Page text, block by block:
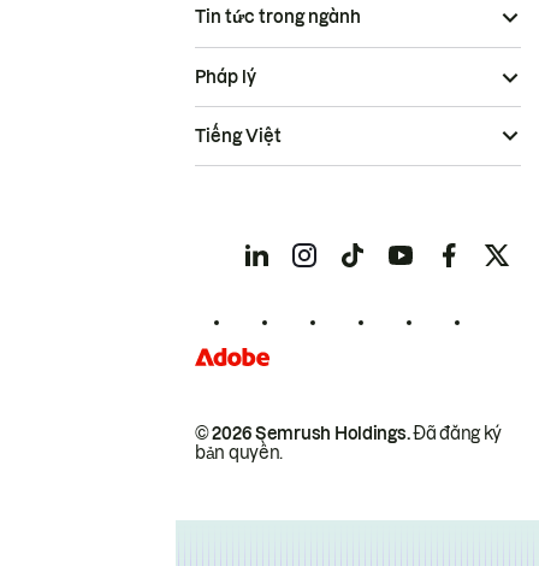
Tin tức trong ngành
© 2026 Semrush Holdings.Đã đăng ký
bản quyền.
Pháp lý
Tiếng Việt